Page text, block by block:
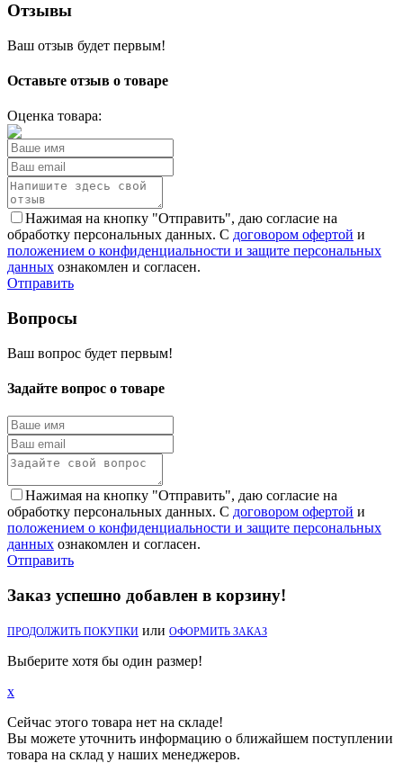
Отзывы
Ваш отзыв будет первым!
Оставьте отзыв о товаре
Оценка товара:
Нажимая на кнопку "Отправить", даю согласие на
обработку персональных данных. С договором офертой и
положением о конфиденциальности и защите персональных
данных ознакомлен и согласен.
Отправить
Вопросы
Ваш вопрос будет первым!
Задайте вопрос о товаре
Нажимая на кнопку "Отправить", даю согласие на
обработку персональных данных. С договором офертой и
положением о конфиденциальности и защите персональных
данных ознакомлен и согласен.
Отправить
Заказ успешно добавлен в корзину!
ПРОДОЛЖИТЬ ПОКУПКИ или ОФОРМИТЬ ЗАКАЗ
Выберите хотя бы один размер!
x
Сейчас этого товара нет на складе!
Вы можете уточнить информацию о ближайшем поступлении
товара на склад у наших менеджеров.